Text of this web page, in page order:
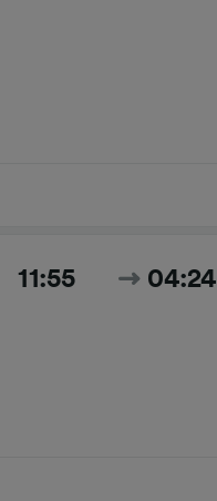
11:55 04:24